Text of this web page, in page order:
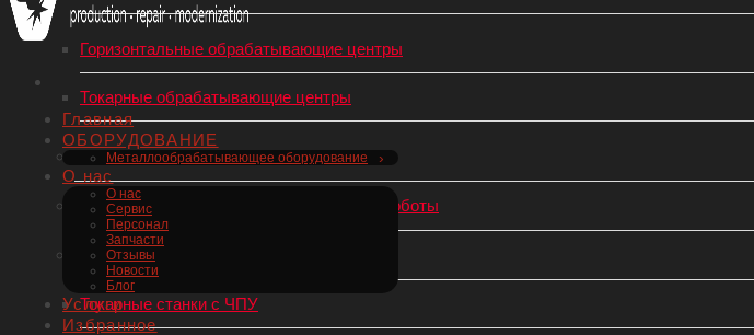
Главная
ОБОРУДОВАНИЕ
Металлообрабатывающее оборудование
О нас
О нас
Сервис
Персонал
Запчасти
Отзывы
Новости
Блог
Услуги
Избранное
Горизонтальные обрабатывающие центры
Токарные обрабатывающие центры
Горизонтально-расточные станки
Роботы-манипуляторы, Промышленные роботы
Токарные станки по металлу
Токарные станки с ЧПУ